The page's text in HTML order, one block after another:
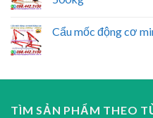
Cẩu mốc động cơ
TÌM SẢN PHẨM THEO